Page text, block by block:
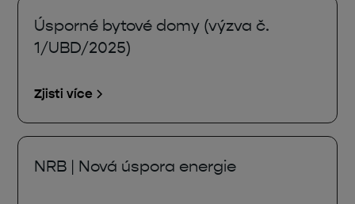
Úsporné bytové domy (výzva č.
1/UBD/2025)
Zjisti více
NRB | Nová úspora energie